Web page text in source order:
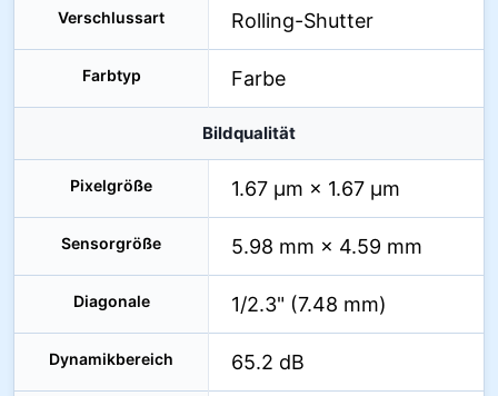
Verschlussart Rolling-Shutter
Farbtyp Farbe
Bildqualität
Pixelgröße 1.67 µm × 1.67 µm
Sensorgröße 5.98 mm × 4.59 mm
Diagonale 1/2.3" (7.48 mm)
Dynamikbereich 65.2 dB